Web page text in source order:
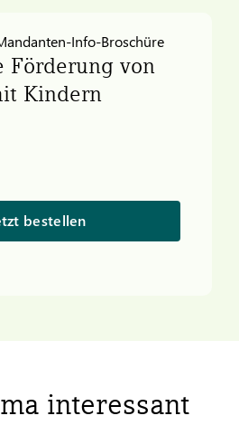
Info-Broschüre
Förderung von
Kindern
bestellen
interessant